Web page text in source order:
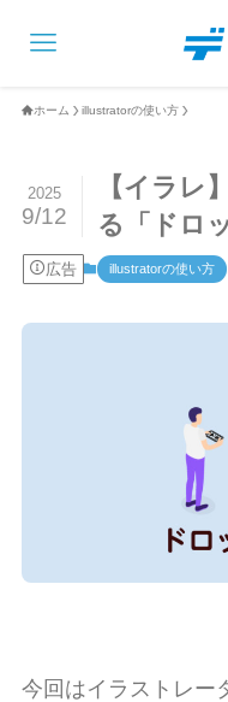
ホーム illustratorの使い方
【イラレ
る「ドロ
2025
9/12
広告 illustratorの使い方
今回はイラストレー